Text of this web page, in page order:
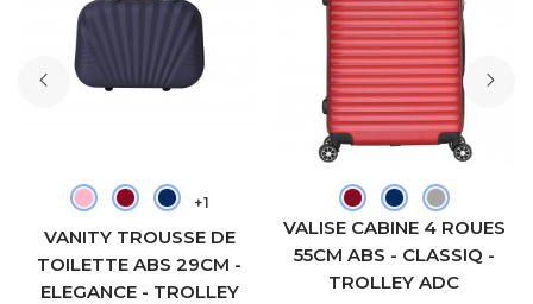
+1
VANITY TROUSSE DE
TOILETTE ABS 29CM -
ELEGANCE - TROLLEY
VALISE CABINE 4 ROUES
55CM ABS - CLASSIQ -
TROLLEY ADC